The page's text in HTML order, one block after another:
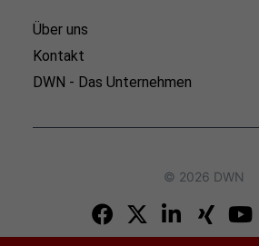
Über uns
Kontakt
DWN - Das Unternehmen
© 2026 DWN